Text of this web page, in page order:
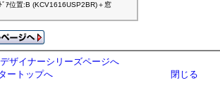
ﾞｱ位置:B (KCV1616USP2BR)＋窓
ザイナーシリーズページへ
ートップへ
閉じる